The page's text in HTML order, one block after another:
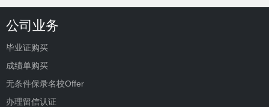
公司业务
毕业证购买
成绩单购买
无条件保录名校Offer
办理留信认证